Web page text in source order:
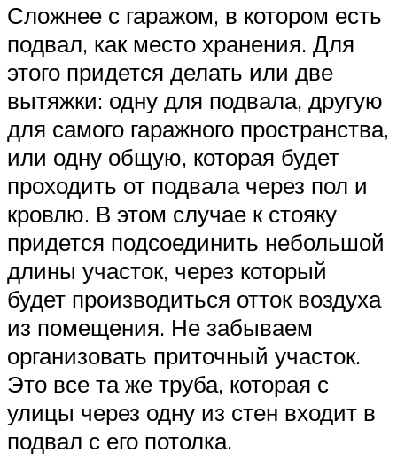
Сложнее с гаражом, в котором есть
подвал, как место хранения. Для
этого придется делать или две
вытяжки: одну для подвала, другую
для самого гаражного пространства,
или одну общую, которая будет
проходить от подвала через пол и
кровлю. В этом случае к стояку
придется подсоединить небольшой
длины участок, через который
будет производиться отток воздуха
из помещения. Не забываем
организовать приточный участок.
Это все та же труба, которая с
улицы через одну из стен входит в
подвал с его потолка.